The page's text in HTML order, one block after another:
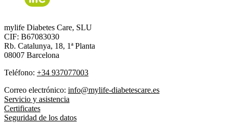
mylife Diabetes Care, SLU
CIF: B67083030
Rb. Catalunya, 18, 1ª Planta
08007 Barcelona
Teléfono: +34 937077003
Correo electrónico: info@mylife-diabetescare.es
Servicio y asistencia
Certificates
Seguridad de los datos